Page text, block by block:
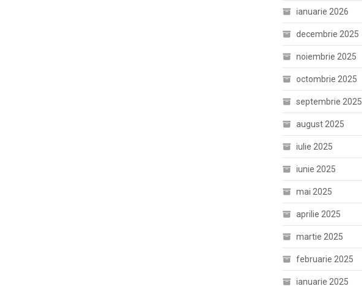
ianuarie 2026
decembrie 2025
noiembrie 2025
octombrie 2025
septembrie 2025
august 2025
iulie 2025
iunie 2025
mai 2025
aprilie 2025
martie 2025
februarie 2025
ianuarie 2025